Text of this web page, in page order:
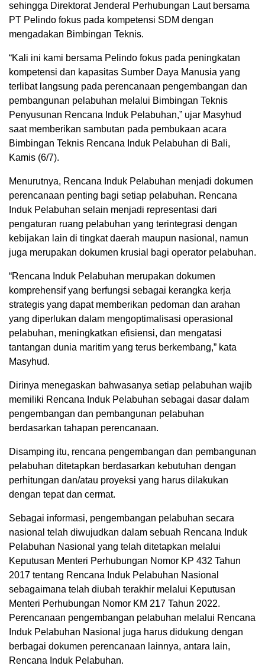
sehingga Direktorat Jenderal Perhubungan Laut bersama
PT Pelindo fokus pada kompetensi SDM dengan
mengadakan Bimbingan Teknis.
“Kali ini kami bersama Pelindo fokus pada peningkatan
kompetensi dan kapasitas Sumber Daya Manusia yang
terlibat langsung pada perencanaan pengembangan dan
pembangunan pelabuhan melalui Bimbingan Teknis
Penyusunan Rencana Induk Pelabuhan,” ujar Masyhud
saat memberikan sambutan pada pembukaan acara
Bimbingan Teknis Rencana Induk Pelabuhan di Bali,
Kamis (6/7).
Menurutnya, Rencana Induk Pelabuhan menjadi dokumen
perencanaan penting bagi setiap pelabuhan. Rencana
Induk Pelabuhan selain menjadi representasi dari
pengaturan ruang pelabuhan yang terintegrasi dengan
kebijakan lain di tingkat daerah maupun nasional, namun
juga merupakan dokumen krusial bagi operator pelabuhan.
“Rencana Induk Pelabuhan merupakan dokumen
komprehensif yang berfungsi sebagai kerangka kerja
strategis yang dapat memberikan pedoman dan arahan
yang diperlukan dalam mengoptimalisasi operasional
pelabuhan, meningkatkan efisiensi, dan mengatasi
tantangan dunia maritim yang terus berkembang,” kata
Masyhud.
Dirinya menegaskan bahwasanya setiap pelabuhan wajib
memiliki Rencana Induk Pelabuhan sebagai dasar dalam
pengembangan dan pembangunan pelabuhan
berdasarkan tahapan perencanaan.
Disamping itu, rencana pengembangan dan pembangunan
pelabuhan ditetapkan berdasarkan kebutuhan dengan
perhitungan dan/atau proyeksi yang harus dilakukan
dengan tepat dan cermat.
Sebagai informasi, pengembangan pelabuhan secara
nasional telah diwujudkan dalam sebuah Rencana Induk
Pelabuhan Nasional yang telah ditetapkan melalui
Keputusan Menteri Perhubungan Nomor KP 432 Tahun
2017 tentang Rencana Induk Pelabuhan Nasional
sebagaimana telah diubah terakhir melalui Keputusan
Menteri Perhubungan Nomor KM 217 Tahun 2022.
Perencanaan pengembangan pelabuhan melalui Rencana
Induk Pelabuhan Nasional juga harus didukung dengan
berbagai dokumen perencanaan lainnya, antara lain,
Rencana Induk Pelabuhan.